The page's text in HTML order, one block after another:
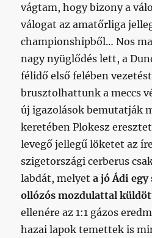
vágtam, hogy bizony a
válogat az amatőrliga
championshipből… Nos
nagy nyüglődés lett, a
félidő első felében
brusztolhattunk a meccs
új igazolások bemutatják
keretében Plokesz
levegő jellegű löketet az
szigetországi cerberus
labdát, melyeta jó Ádi
ollózós mozdulattal
ellenére az 1:1 gázos
hazai lapok temettek is